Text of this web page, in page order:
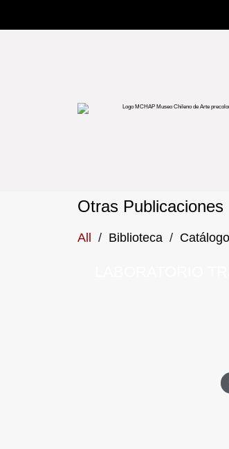
Otras Publicaciones
All / Biblioteca /